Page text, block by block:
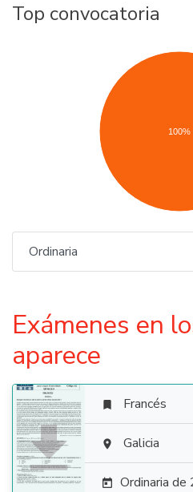
Top convocatoria
100%
Ordinaria
Exámenes en
aparece

 Francés
 Galicia
 Ordinaria de